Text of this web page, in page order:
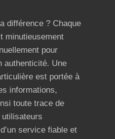
différence ? Chaque
minutieusement
pour
authenticité. Une
est portée à
informations,
toute trace de
service fiable et